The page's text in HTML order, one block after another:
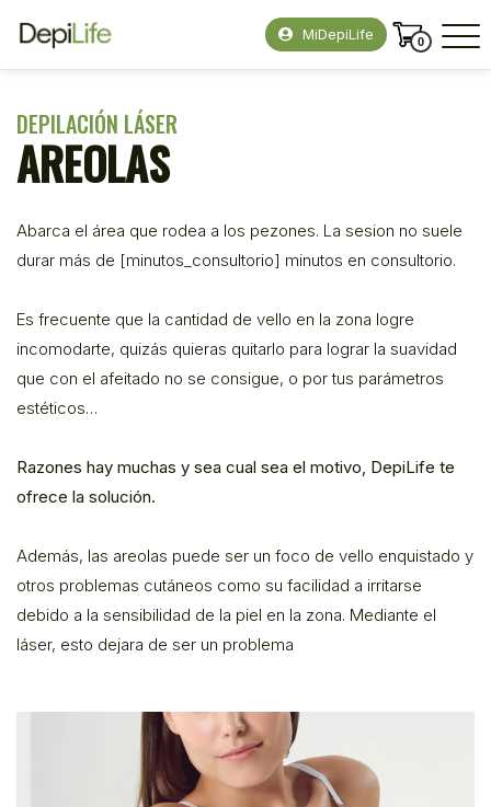
MiDepiLife 0
DEPILACIÓN LÁSER
AREOLAS
Abarca el área que rodea a los pezones. La sesion no suele
durar más de [minutos_consultorio] minutos en consultorio.
Es frecuente que la cantidad de vello en la zona logre
incomodarte, quizás quieras quitarlo para lograr la suavidad
que con el afeitado no se consigue, o por tus parámetros
estéticos…
Razones hay muchas y sea cual sea el motivo, DepiLife te
ofrece la solución.
Además, las areolas puede ser un foco de vello enquistado y
otros problemas cutáneos como su facilidad a irritarse
debido a la sensibilidad de la piel en la zona. Mediante el
láser, esto dejara de ser un problema